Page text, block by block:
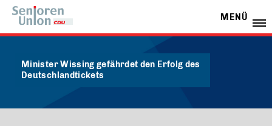
MENÜ
Minister Wissing gefährdet den Erfolg des
Deutschlandtickets